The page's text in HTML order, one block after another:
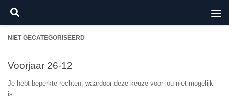
Doorgaan naar inhoud
NIET GECATEGORISEERD
Voorjaar 26-12
Je hebt beperkte rechten, waardoor deze keuze voor jou niet mogelijk
is.